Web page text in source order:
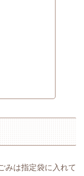
みは指定袋に入れて